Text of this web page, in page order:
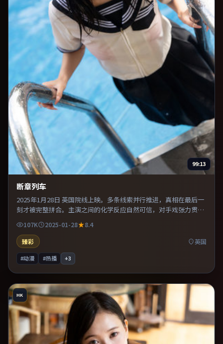
99:13
断章列车
2025年1月28日 英国院线上映。多条线索并行推进，真相在最后一
刻才被完整拼合。主演之间的化学反应自然可信，对手戏张力贯穿
全片。适合喜欢现实主义题材的观众，情绪后劲较足。
107K 2025-01-28
8.4
臻彩
英国
#动漫 #热播 +3
HK